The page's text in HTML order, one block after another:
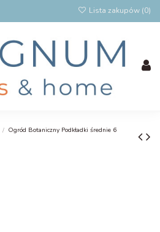
Lista zakupów (0)
Ogród Botaniczny Podkładki średnie 6